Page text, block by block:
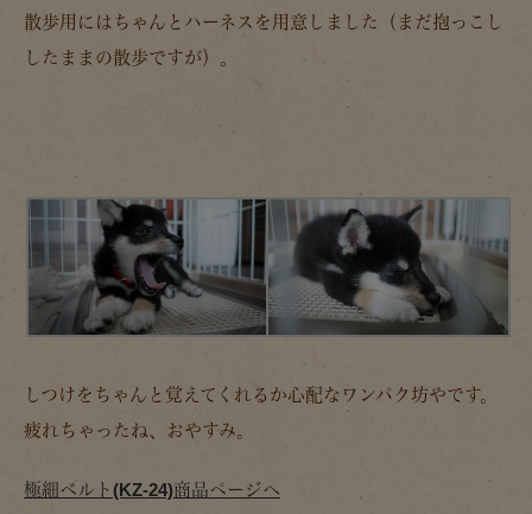
散歩用にはちゃんとハーネスを用意しました（まだ抱っこし
したままの散歩ですが）。
しつけをちゃんと覚えてくれるか心配なワンパク坊やです。
疲れちゃったね、おやすみ。
極細ベルト(KZ-24)商品ページへ